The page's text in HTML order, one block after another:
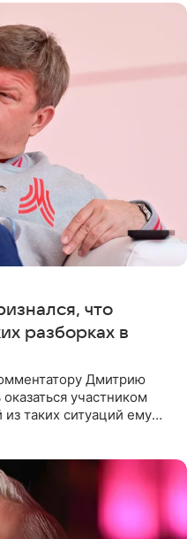
что
разборках в
Дмитрию
участником
таких ситуаций ему